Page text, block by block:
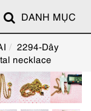
DANH MỤC
2294-Dây
necklace